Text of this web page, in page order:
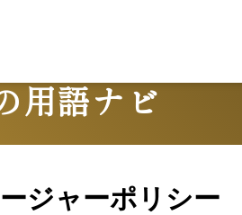
用語ナビ
ジャーポリシー